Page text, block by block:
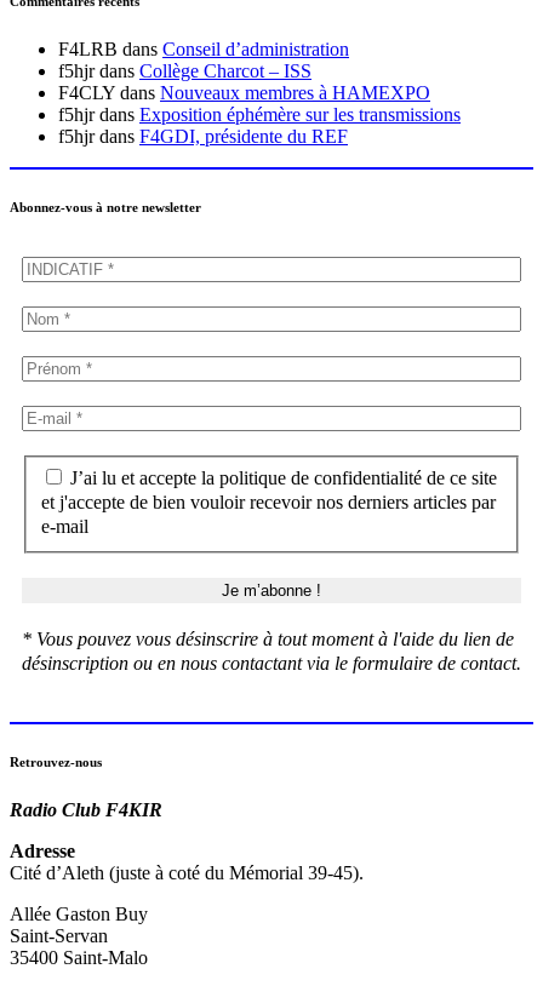
F4LRB dans Conseil d’administration
f5hjrdans Collège Charcot – ISS
F4CLY dans Nouveaux membres à HAMEXPO
f5hjrdans Exposition éphémère sur les transmissions
f5hjrdans F4GDI, présidente du REF
Abonnez-vous à notre newsletter
J’ai lu et accepte la politique de confidentialité de ce site
et j'accepte de bien vouloir recevoir nos derniers articles par
e-mail
* Vous pouvez vous désinscrire à tout moment à l'aide du lien de
désinscription ou en nous contactant via le formulaire de contact.
Retrouvez-nous
Radio Club F4KIR
Adresse
Cité d’Aleth (juste à coté du Mémorial 39-45).
Allée Gaston Buy
Saint-Servan
35400 Saint-Malo